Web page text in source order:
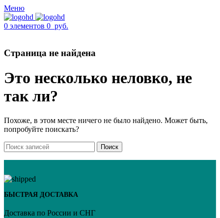
Меню
0 элементов 0 руб.
Страница не найдена
Это несколько неловко, не
так ли?
Похоже, в этом месте ничего не было найдено. Может быть,
попробуйте поискать?
Поиск
БЫСТРАЯ ДОСТАВКА
Доставка по России и СНГ